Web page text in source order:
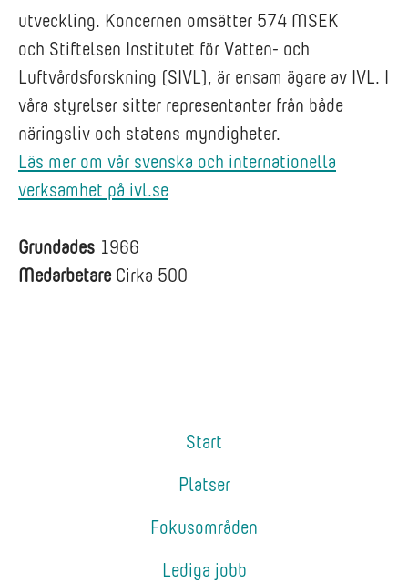
utveckling. Koncernen omsätter 574 MSEK
och Stiftelsen Institutet för Vatten- och
Luftvårdsforskning (SIVL), är ensam ägare av IVL. I
våra styrelser sitter representanter från både
näringsliv och statens myndigheter.
Läs mer om vår svenska och internationella
verksamhet på ivl.se
Grundades 1966
Medarbetare Cirka 500
Start
Platser
Fokusområden
Lediga jobb